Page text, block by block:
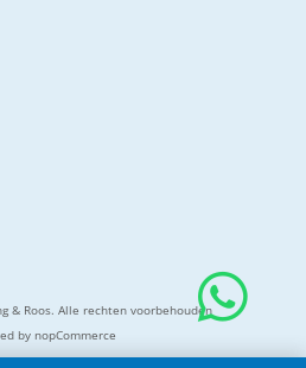
& Roos. Alle rechten voorbehouden
by nopCommerce